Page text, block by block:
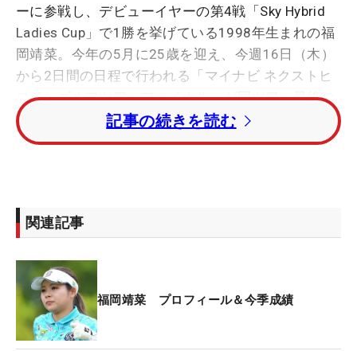
ーに参戦し、デビューイヤーの第4戦「Sky Hybrid
Ladies Cup」で1勝を挙げている1998年生まれの福
岡靖菜。今年の5月に25歳を迎え、今週16日（木）
から2日間の日程で行われる「マイナビ ネクストヒ
ロインゴルフツアーファイナル」が同ツアー最後の
試合となる。
苦しかったですね。練習に行きたくない日もあった
し、クラブ握らないこともありました」と苦しいシ
デビューした22年は7試合に出場し、優勝が1回、ト
ップ5が3回と好成績をおさめ、JLPGAプロテストで
は最終ステージまで進んでいた。しかし今年は同ツ
記事の続きを読む
関連記事
福岡靖菜 プロフィール＆今季成績